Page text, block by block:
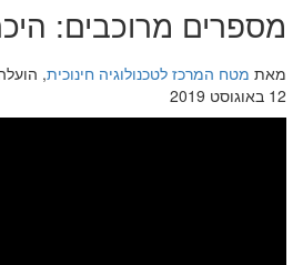
מספרים מרוכבים:
מאת מטח המרכז לטכנולוגיה חינוכית,
12 באוגוסט 2019